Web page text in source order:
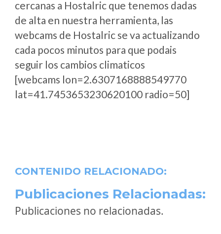
cercanas a Hostalric que tenemos dadas
de alta en nuestra herramienta, las
webcams de Hostalric se va actualizando
cada pocos minutos para que podais
seguir los cambios climaticos
[webcams lon=2.6307168888549770
lat=41.7453653230620100 radio=50]
CONTENIDO RELACIONADO:
Publicaciones Relacionadas:
Publicaciones no relacionadas.